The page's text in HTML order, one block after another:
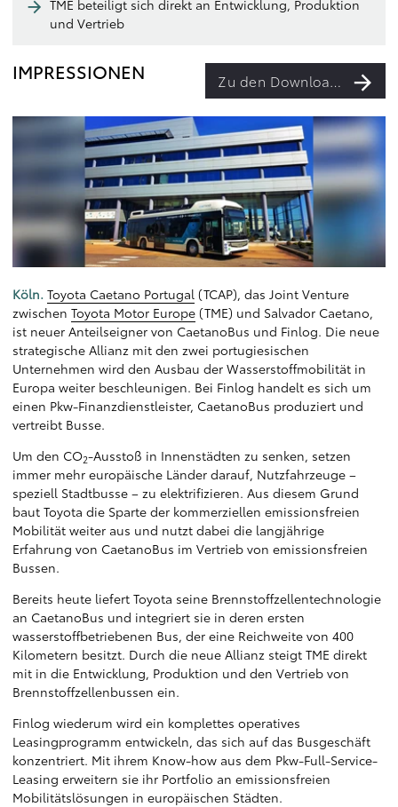
TME beteiligt sich direkt an Entwicklung, Produktion
und Vertrieb
IMPRESSIONEN Zu den Downloads
Köln. Toyota Caetano Portugal (TCAP), das Joint Venture
zwischen Toyota Motor Europe (TME) und Salvador Caetano,
ist neuer Anteilseigner von CaetanoBus und Finlog. Die neue
strategische Allianz mit den zwei portugiesischen
Unternehmen wird den Ausbau der Wasserstoffmobilität in
Europa weiter beschleunigen. Bei Finlog handelt es sich um
einen Pkw-Finanzdienstleister, CaetanoBus produziert und
vertreibt Busse.
Um den CO2-Ausstoß in Innenstädten zu senken, setzen
immer mehr europäische Länder darauf, Nutzfahrzeuge –
speziell Stadtbusse – zu elektrifizieren. Aus diesem Grund
baut Toyota die Sparte der kommerziellen emissionsfreien
Mobilität weiter aus und nutzt dabei die langjährige
Erfahrung von CaetanoBus im Vertrieb von emissionsfreien
Bussen.
Bereits heute liefert Toyota seine Brennstoffzellentechnologie
an CaetanoBus und integriert sie in deren ersten
wasserstoffbetriebenen Bus, der eine Reichweite von 400
Kilometern besitzt. Durch die neue Allianz steigt TME direkt
mit in die Entwicklung, Produktion und den Vertrieb von
Brennstoffzellenbussen ein.
Finlog wiederum wird ein komplettes operatives
Leasingprogramm entwickeln, das sich auf das Busgeschäft
konzentriert. Mit ihrem Know-how aus dem Pkw-Full-Service-
Leasing erweitern sie ihr Portfolio an emissionsfreien
Mobilitätslösungen in europäischen Städten.